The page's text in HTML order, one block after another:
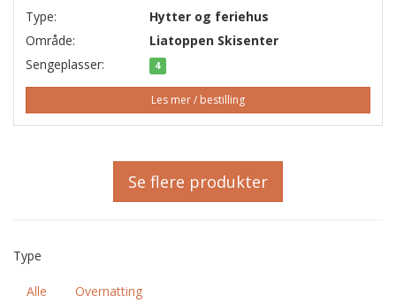
Type:
Hytter og feriehus
Område:
Liatoppen Skisenter
Sengeplasser:
4
Les mer / bestilling
Se flere produkter
Type
Alle Overnatting